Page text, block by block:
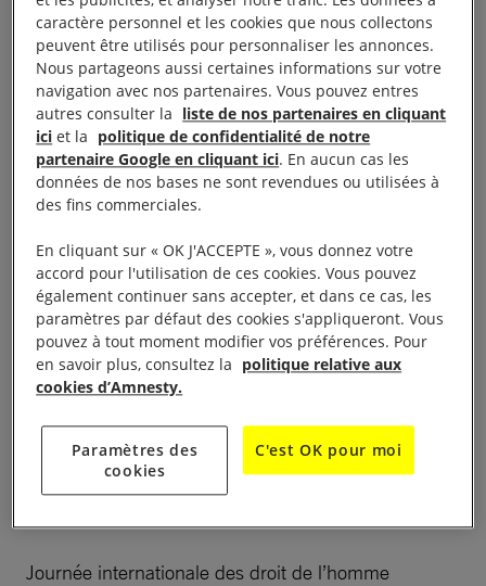
détresse sur des embarcations en Grèce. Il sera en
France durant la campagne des « 10 Jours pour
signer » pour témoigner sur son engagement.
Pourquoi mettre la lumière sur ces jeunes ? On dit
souvent que les jeunes sont les leaders de demain.
Chez Amnesty International, nous pensons qu’ils le
sont déjà et qu’ils luttent déjà contre certaines des
pires crises qui sévissent dans le monde
aujourd’hui. Des enfants et des jeunes sont en
première ligne de nombreuses luttes : certains
combattent l’injustice climatique, d’autres défendent
les droits des femmes, d’autres encore dénoncent la
privation de logement ou encore les violences
policières.
EVENEMENT MARDI 10 DÉCEMBRE 2019 ( Plus
Journée internationale des droit de l’homme
caractère personnel et les cookies que nous collectons
peuvent être utilisés pour personnaliser les annonces.
Nous partageons aussi certaines informations sur votre
navigation avec nos partenaires. Vous pouvez entres
autres consulter la liste de nos partenaires en cliquant
ici et la politique de confidentialité de notre
partenaire Google en cliquant ici. En aucun cas les
données de nos bases ne sont revendues ou utilisées à
des fins commerciales.
En cliquant sur « OK J'ACCEPTE », vous donnez votre
accord pour l'utilisation de ces cookies. Vous pouvez
également continuer sans accepter, et dans ce cas, les
paramètres par défaut des cookies s'appliqueront. Vous
pouvez à tout moment modifier vos préférences. Pour
en savoir plus, consultez la politique relative aux
cookies d’Amnesty.
Paramètres des
cookies
C'est OK pour moi